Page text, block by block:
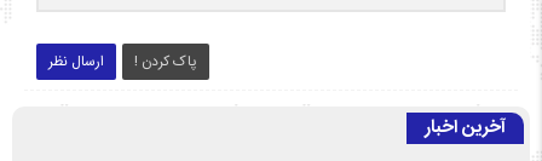
ارسال نظر پاک کردن !
آخرین اخبار